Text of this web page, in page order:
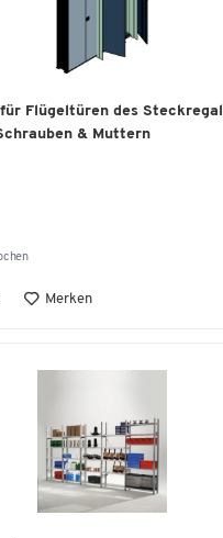
Flügeltüren des
& Muttern
Merken